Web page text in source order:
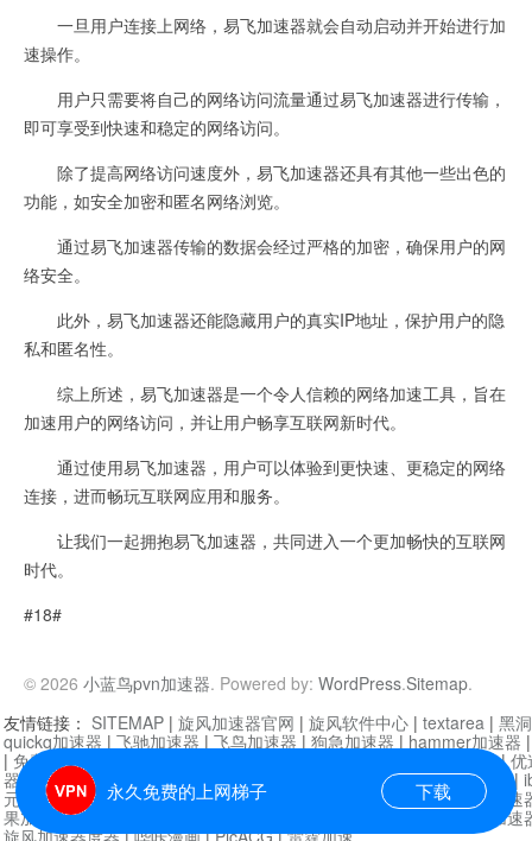
一旦用户连接上网络，易飞加速器就会自动启动并开始进行加
速操作。
用户只需要将自己的网络访问流量通过易飞加速器进行传输，
即可享受到快速和稳定的网络访问。
除了提高网络访问速度外，易飞加速器还具有其他一些出色的
功能，如安全加密和匿名网络浏览。
通过易飞加速器传输的数据会经过严格的加密，确保用户的网
络安全。
此外，易飞加速器还能隐藏用户的真实IP地址，保护用户的隐
私和匿名性。
综上所述，易飞加速器是一个令人信赖的网络加速工具，旨在
加速用户的网络访问，并让用户畅享互联网新时代。
通过使用易飞加速器，用户可以体验到更快速、更稳定的网络
连接，进而畅玩互联网应用和服务。
让我们一起拥抱易飞加速器，共同进入一个更加畅快的互联网
时代。
#18#
© 2026 小蓝鸟pvn加速器. Powered by: WordPress.Sitemap.
永久免费的上网梯子 下载
友情链接： SITEMAP | 旋风加速器官网 | 旋风软件中心 | textarea | 黑
quickq加速器 | 飞驰加速器 | 飞鸟加速器 | 狗急加速器 | hammer加速器
| 免费vqn加速外网 迷雾通|优
器| 快柠檬加速器 |黑洞加速 |falemon 快橙加速器|anycast加速器 |
元机场加速器 |一元机场|老王加速器 | 白石山|
小牛加速
果加速器|黑洞加速
芒果加速